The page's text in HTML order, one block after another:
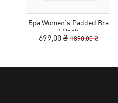
Бра Women's Padded Bra
1 Pack
699,00 ₴ 1890,00 ₴